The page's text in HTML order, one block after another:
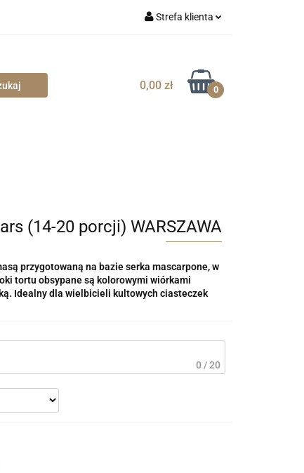
Strefa klienta
Zarejestruj się
Dodaj zgłoszenie
0,00 zł 0
(14-20 porcji) WARSZAWA
przygotowaną na bazie serka mascarpone, w
tortu obsypane są kolorowymi wiórkami
Idealny dla wielbicieli kultowych ciasteczek
0 / 20